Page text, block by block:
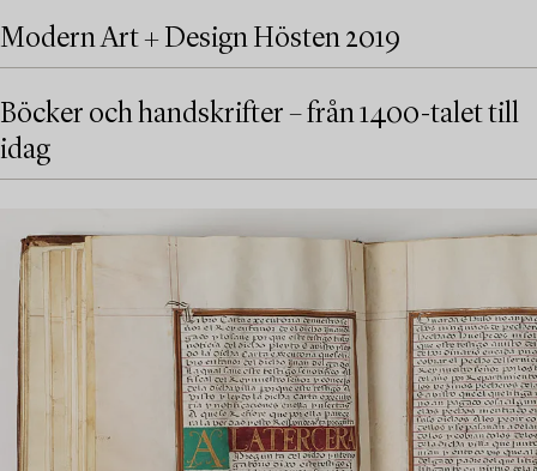
Modern Art + Design Hösten 2019
Böcker och handskrifter – från 1400-talet till
idag